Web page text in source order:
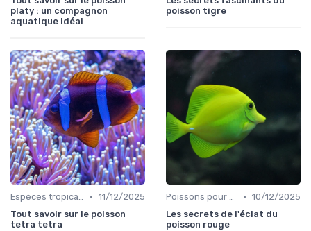
platy : un compagnon
aquatique idéal
poisson tigre
Espèces tropicales • 11/12/2025
Tout savoir sur le poisson
tetra tetra
Poissons pour débutants • 10/12/2025
Les secrets de l'éclat du
poisson rouge